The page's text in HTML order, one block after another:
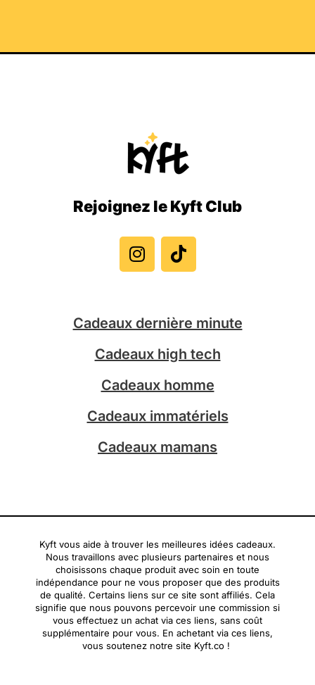
Rejoignez le Kyft Club
n
s
t
r
a
m
i
k
t
Cadeaux dernière minute
Cadeaux high tech
Cadeaux homme
Cadeaux immatériels
Cadeaux mamans
Kyft vous aide à trouver les meilleures idées cadeaux.
Nous travaillons avec plusieurs partenaires et nous
choisissons chaque produit avec soin en toute
indépendance pour ne vous proposer que des produits
de qualité. Certains liens sur ce site sont affiliés. Cela
signifie que nous pouvons percevoir une commission si
vous effectuez un achat via ces liens, sans coût
supplémentaire pour vous. En achetant via ces liens,
vous soutenez notre site Kyft.co !